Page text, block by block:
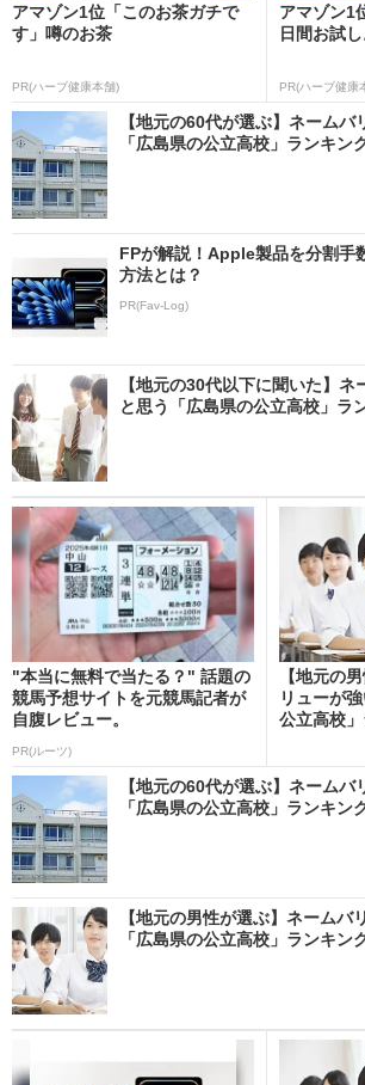
アマゾン1位「このお茶ガチで
す」噂のお茶
PR(ハーブ健康本舗)
アマゾン1
日間お試し
PR(ハーブ健康
【地元の60代が選ぶ】ネームバ
「広島県の公立高校」ランキン
FPが解説！Apple製品を分割手
方法とは？
PR(Fav-Log)
【地元の30代以下に聞いた】
と思う「広島県の公立高校」ラ
"本当に無料で当たる？" 話題の
競馬予想サイトを元競馬記者が
自腹レビュー。
PR(ルーツ)
【地元の
リューが
公立高校
【地元の60代が選ぶ】ネームバ
「広島県の公立高校」ランキン
【地元の男性が選ぶ】ネームバ
「広島県の公立高校」ランキン